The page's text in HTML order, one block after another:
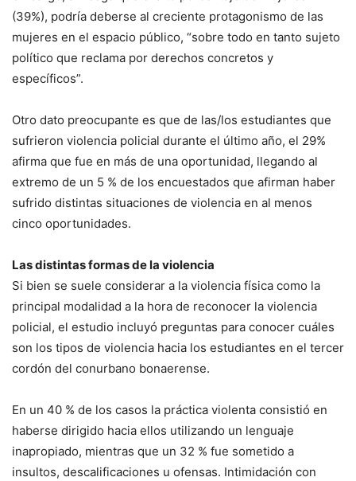
(39%), podría deberse al creciente protagonismo de las
mujeres en el espacio público, “sobre todo en tanto sujeto
político que reclama por derechos concretos y
específicos”.
Otro dato preocupante es que de las/los estudiantes que
sufrieron violencia policial durante el último año, el 29%
afirma que fue en más de una oportunidad, llegando al
extremo de un 5 % de los encuestados que afirman haber
sufrido distintas situaciones de violencia en al menos
cinco oportunidades.
Las distintas formas de la violencia
Si bien se suele considerar a la violencia física como la
principal modalidad a la hora de reconocer la violencia
policial, el estudio incluyó preguntas para conocer cuáles
son los tipos de violencia hacia los estudiantes en el tercer
cordón del conurbano bonaerense.
En un 40 % de los casos la práctica violenta consistió en
haberse dirigido hacia ellos utilizando un lenguaje
inapropiado, mientras que un 32 % fue sometido a
insultos, descalificaciones u ofensas. Intimidación con